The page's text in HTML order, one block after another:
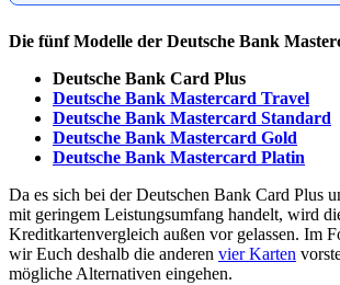
Die fünf Modelle der Deutsche Bank
Deutsche Bank Card Plus
Deutsche Bank Mastercard Travel
Deutsche Bank Mastercard Standard
Deutsche Bank Mastercard Gold
Deutsche Bank Mastercard Platin
Da es sich bei der Deutschen Bank Card Plus
mit geringem Leistungsumfang handelt, wird
Kreditkartenvergleich außen vor gelassen. Im
wir Euch deshalb die anderen vier Karten
mögliche Alternativen eingehen.